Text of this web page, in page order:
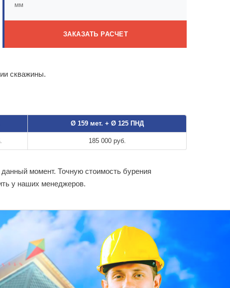
мм
ЗАКАЗАТЬ РАСЧЕТ
скважины.
Ø 159 мет. + Ø 125 ПНД
185 000 руб.
момент. Точную стоимость бурения
у наших менеджеров.